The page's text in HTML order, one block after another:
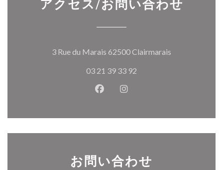
アクセス/お問い合わせ
3 Rue du Marais 62500 Clairmarais
03 21 39 33 92
Facebook ((新しいウィンドウ
Instagram ((新しいウィ
お問い合わせ